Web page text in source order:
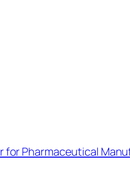
for Pharmaceutical